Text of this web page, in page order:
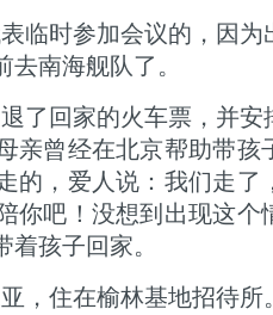
临时参加会议的，因
南海舰队了。
了回家的火车票，并
亲曾经在北京帮助带孩
的，爱人说：我们走了
你吧！没想到出现这个
孩子回家。
，住在榆林基地招待